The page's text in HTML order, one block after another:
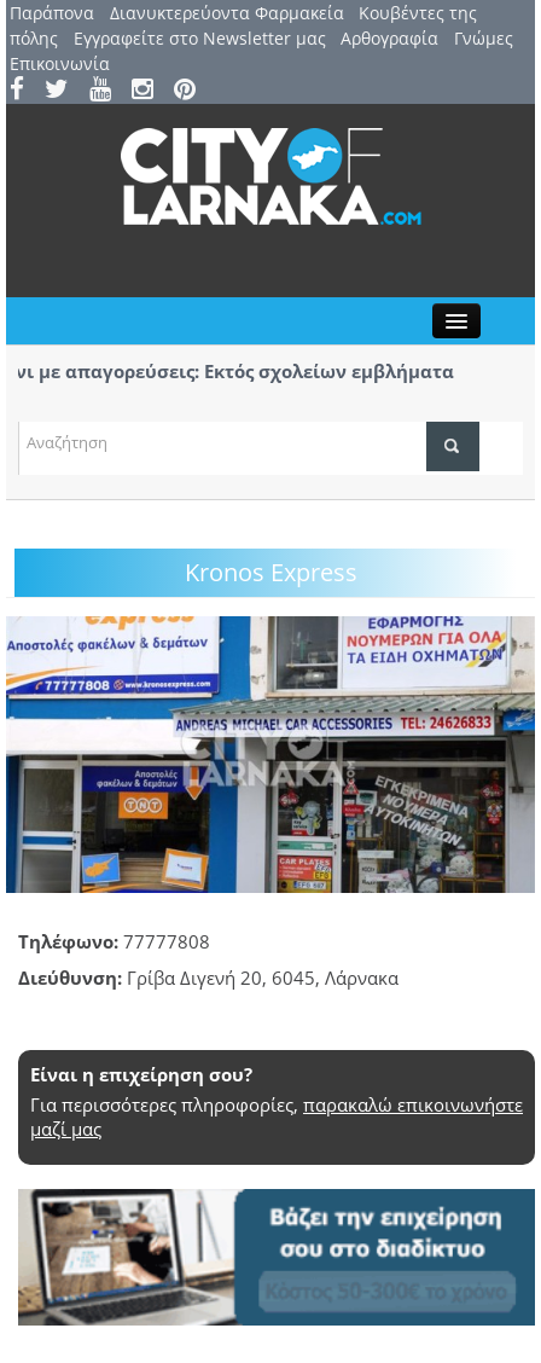
Παράπονα Διανυκτερεύοντα Φαρμακεία
Kουβέντες της
πόλης
Εγγραφείτε στο Newsletter μας Αρθογραφία
Γνώμες
Επικοινωνία
ΤΟΠΙΚΑ ΝΕΑ
ΕΠΙΧΕΙΡΗΣΕΙΣ
ΘΕΣΕΙΣ ΕΡΓΑΣΙΑΣ
PODCAST
ΠΡΟΣΩΠΑ
ΛΑΡΝΑΚΑ 2030
ΠΕΡΙΣΣΟΤΕΡΑ
με απαγορεύσεις: Εκτός σχολείων εμβλήματα
7 Αυγούστου: 44ο Φεστιβάλ Λευκάρων – Έναρξη /
Kronos Express
Τηλέφωνο: 77777808
Διεύθυνση: Γρίβα Διγενή 20, 6045, Λάρνακα
Είναι η επιχείρηση σου?
Για περισσότερες πληροφορίες, παρακαλώ επικοινωνήστε
μαζί μας